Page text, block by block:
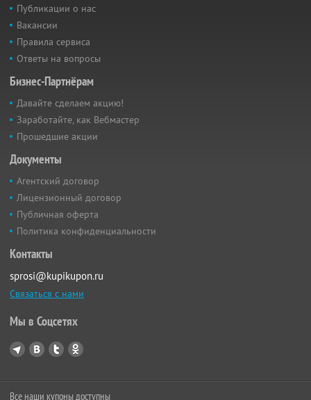
Публикации о нас
Вакансии
Правила сервиса
Ответы на вопросы
Бизнес-Партнёрам
Давайте сделаем акцию!
Заработайте, как Вебмастер
Прошедшие акции
Документы
Агентский договор
Лицензионный договор
Публичная оферта
Политика конфиденциальности
Контакты
sprosi@kupikupon.ru
Связаться с нами
Мы в Соцсетях
Все наши купоны доступны